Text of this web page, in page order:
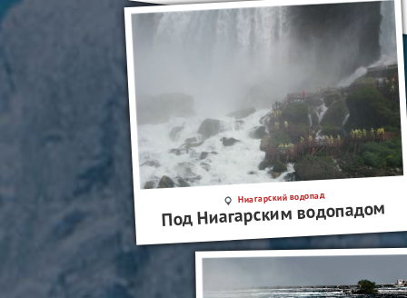
Ниагарский водопад
Под Ниагарским водопадом